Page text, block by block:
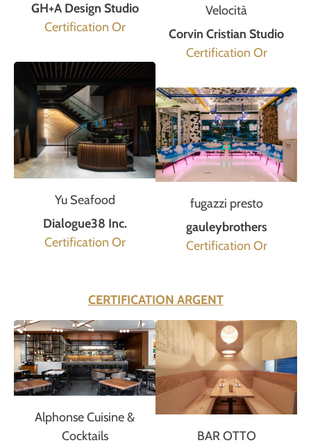
GH+A Design Studio
Certification Or
Yu Seafood
Dialogue38 Inc.
Certification Or
Velocità
Corvin Cristian Studio
Certification Or
fugazzi presto
gauleybrothers
Certification Or
CERTIFICATION ARGENT
Alphonse Cuisine &
Cocktails
BAR OTTO